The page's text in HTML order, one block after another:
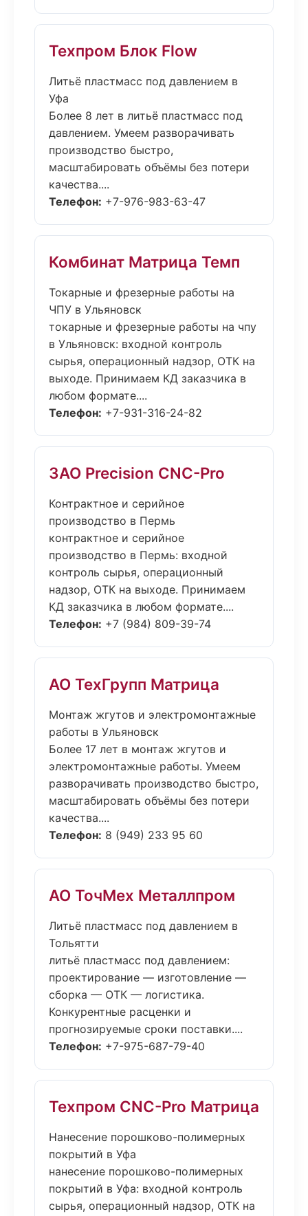
Техпром Блок Flow
Литьё пластмасс под давлением в
Уфа
Более 8 лет в литьё пластмасс под
давлением. Умеем разворачивать
производство быстро,
масштабировать объёмы без потери
качества....
Телефон: +7-976-983-63-47
Комбинат Матрица Темп
Токарные и фрезерные работы на
ЧПУ в Ульяновск
токарные и фрезерные работы на чпу
в Ульяновск: входной контроль
сырья, операционный надзор, ОТК на
выходе. Принимаем КД заказчика в
любом формате....
Телефон: +7-931-316-24-82
ЗАО Precision CNC-Pro
Контрактное и серийное
производство в Пермь
контрактное и серийное
производство в Пермь: входной
контроль сырья, операционный
надзор, ОТК на выходе. Принимаем
КД заказчика в любом формате....
Телефон: +7 (984) 809-39-74
АО ТехГрупп Матрица
Монтаж жгутов и электромонтажные
работы в Ульяновск
Более 17 лет в монтаж жгутов и
электромонтажные работы. Умеем
разворачивать производство быстро,
масштабировать объёмы без потери
качества....
Телефон: 8 (949) 233 95 60
АО ТочМех Металлпром
Литьё пластмасс под давлением в
Тольятти
литьё пластмасс под давлением:
проектирование — изготовление —
сборка — ОТК — логистика.
Конкурентные расценки и
прогнозируемые сроки поставки....
Телефон: +7-975-687-79-40
Техпром CNC-Pro Матрица
Нанесение порошково-полимерных
покрытий в Уфа
нанесение порошково-полимерных
покрытий в Уфа: входной контроль
сырья, операционный надзор, ОТК на